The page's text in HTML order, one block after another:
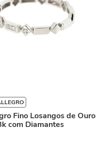
Fino Losangos de Ouro
com Diamantes